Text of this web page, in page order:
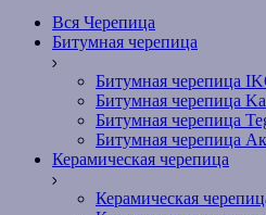
Вся Черепица
Битумная черепица
Битумная черепица
Битумная черепица
Битумная черепица
Битумная черепица
Керамическая черепица
Керамическая